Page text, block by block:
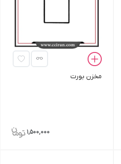
مخزن بورت
1,500,000